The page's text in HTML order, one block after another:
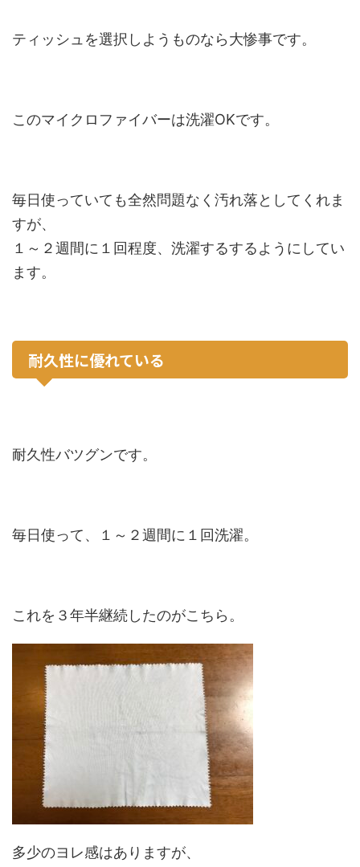
ティッシュを選択しようものなら大惨事です。
このマイクロファイバーは洗濯OKです。
毎日使っていても全然問題なく汚れ落としてくれま
すが、
１～２週間に１回程度、洗濯するするようにしてい
ます。
耐久性に優れている
耐久性バツグンです。
毎日使って、１～２週間に１回洗濯。
これを３年半継続したのがこちら。
多少のヨレ感はありますが、